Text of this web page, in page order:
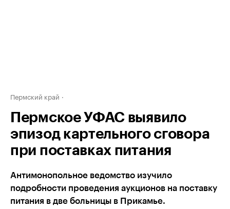
Пермский край
Пермское УФАС выявило
эпизод картельного сговора
при поставках питания
Антимонопольное ведомство изучило
подробности проведения аукционов на поставку
питания в две больницы в Прикамье.